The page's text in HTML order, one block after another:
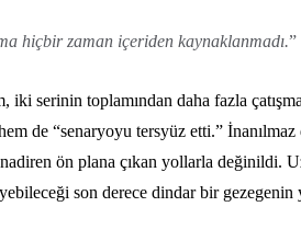
hiçbir zaman içeriden kaynaklanmadı.”
serinin toplamından daha fazla
de “senaryoyu tersyüz etti.”
ön plana çıkan yollarla değinildi.
son derece dindar bir gezegenin